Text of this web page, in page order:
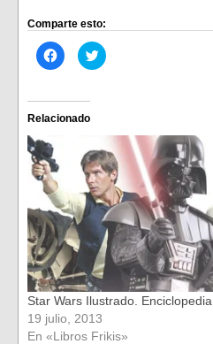
Comparte esto:
Haz
clic
Facebook
(Se
abre
ventana
nueva)
Haz
clic
en
una
ventana
nueva)
Relacionado
Star Wars Ilustrado.
19 julio, 2013
En «Libros Frikis»